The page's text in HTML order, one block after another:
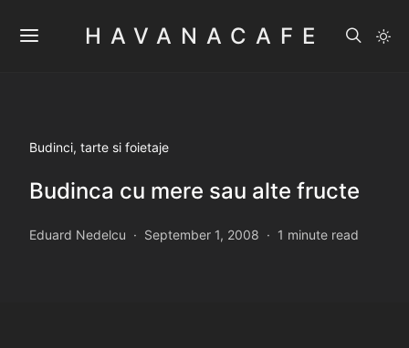
HAVANACAFE
Budinci, tarte si foietaje
Budinca cu mere sau alte fructe
Eduard Nedelcu September 1, 2008 1 minute read